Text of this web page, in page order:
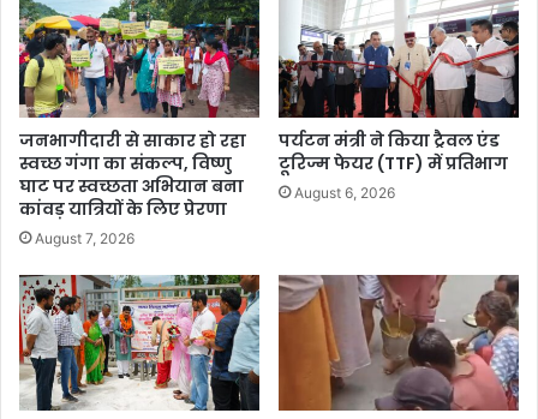
जनभागीदारी से साकार हो रहा
स्वच्छ गंगा का संकल्प, विष्णु
घाट पर स्वच्छता अभियान बना
कांवड़ यात्रियों के लिए प्रेरणा
August 7, 2026
पर्यटन मंत्री ने किया ट्रैवल एंड
टूरिज्म फेयर (TTF) में प्रतिभाग
August 6, 2026